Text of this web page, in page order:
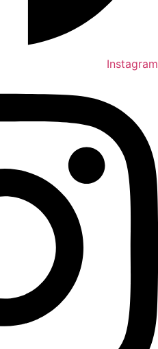
Instagram